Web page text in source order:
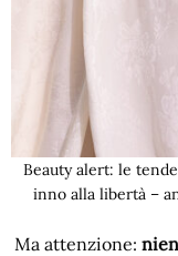
Beauty alert: le
inno alla libertà –
Ma attenzione: